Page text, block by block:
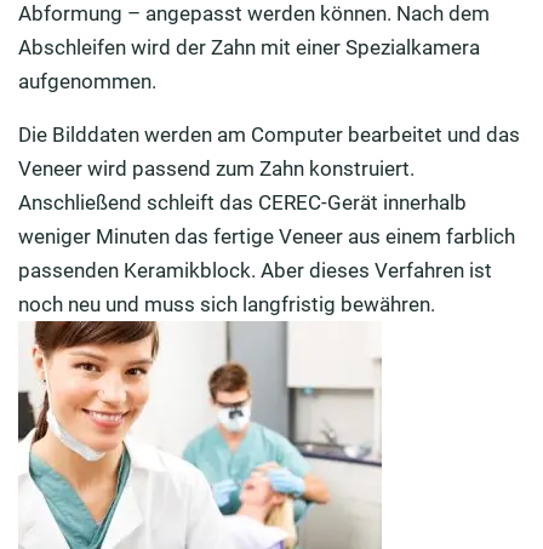
Abformung – angepasst werden können. Nach dem
Abschleifen wird der Zahn mit einer Spezialkamera
aufgenommen.
Die Bilddaten werden am Computer bearbeitet und das
Veneer wird passend zum Zahn konstruiert.
Anschließend schleift das CEREC-Gerät innerhalb
weniger Minuten das fertige Veneer aus einem farblich
passenden Keramikblock. Aber dieses Verfahren ist
noch neu und muss sich langfristig bewähren.